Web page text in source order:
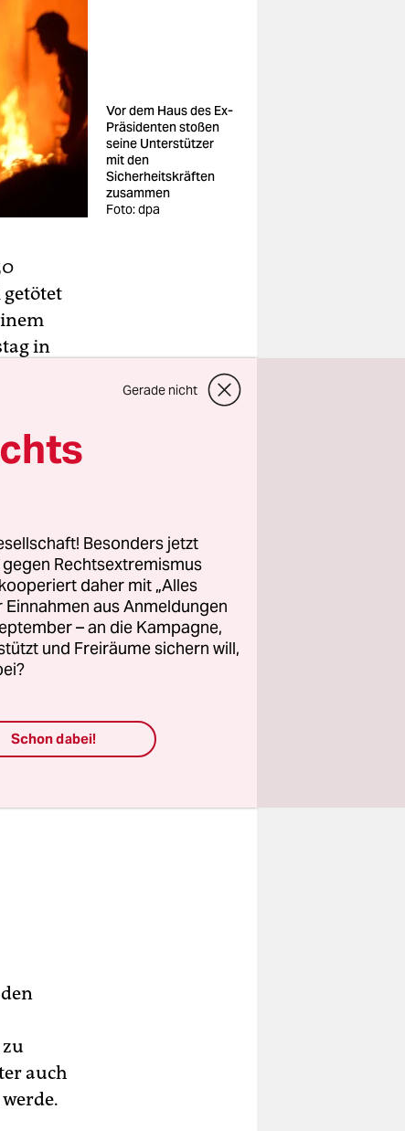
Vor dem Haus des Ex-
Präsidenten stoßen
seine Unterstützer
mit den
Sicherheitskräften
zusammen
Foto: dpa
in
die er
das
Tasch
auch
Gerade nicht
Besonders jetzt
Rechtsextremismus
daher mit „Alles
aus Anmeldungen
– an die Kampagne,
und Freiräume sichern will,
Schon dabei!